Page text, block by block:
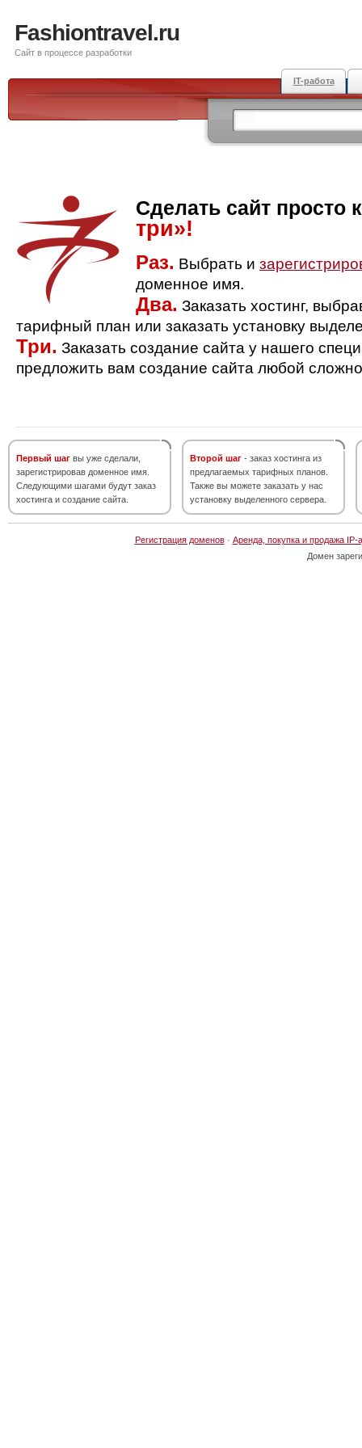
Fashiontravel.ru
Сайт в процессе разработки
IT-работа
Сделать сайт просто
три»!
Раз. Выбрать и
доменное имя.
Два. Заказать хостинг,
тарифный план или заказать установку
Три. Заказать создание сайта у нашего
предложить вам создание сайта любой
Первый шаг вы уже сделали,
зарегистрировав доменное имя.
Следующими шагами будут заказ
хостинга и создание сайта.
Второй шаг - заказ хостинга из
предлагаемых тарифных планов.
Также вы можете заказать у нас
установку выделенного сервера.
Регистрация доменов· Аренда, покупка и продажа IP-
Домен